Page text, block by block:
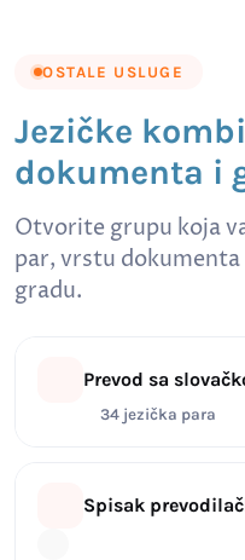
OSTALE USLUGE
Jezičke
dokumenta i
Otvorite grupu koja
par, vrstu
gradu.
Prevod sa
34 jezička para
Spisak